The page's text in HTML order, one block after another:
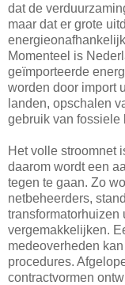
dat de
maar dat er grote
Momenteel is
geïmporteerde
worden door import
landen, opschalen
gebruik van fossiele
Het volle stroomnet
daarom wordt een
tegen te gaan. Zo
netbeheerders,
transformatorhuizen
vergemakkelijken.
medeoverheden
procedures.
contractvormen